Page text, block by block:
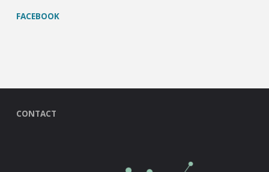
FACEBOOK
CONTACT